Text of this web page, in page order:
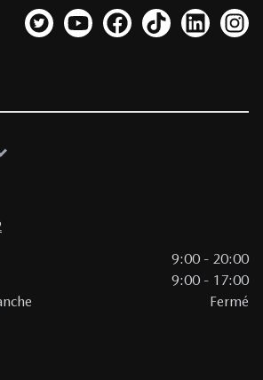
Lien vers notre compte Twitter
Lien vers notre chaîne
Lien vers notre page
Lien vers notre
Lien vers
Lien
9:00 - 20:00
9:00 - 17:00
Fermé